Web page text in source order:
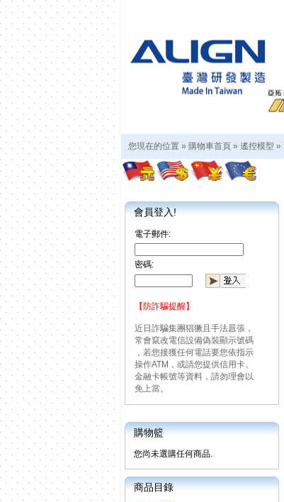
您現在的位置 » 購物車首頁 » 遙控模型 »
會員登入!
電子郵件:
密碼:
【防詐騙提醒】
近日詐騙集團猖獗且手法囂張，
常會竄改電信設備偽裝顯示號碼
，若您接獲任何電話要您依指示
操作ATM，或請您提供信用卡、
金融卡帳號等資料，請勿理會以
免上當。
購物籃
您尚未選購任何商品.
商品目錄